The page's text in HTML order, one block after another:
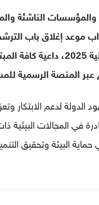
والمؤسسات الناشئة
موعد إغلاق باب
بيئية”، والمقرر يوم 30
المنصة الرسمية
لدعم الابتكار
في المجالات البيئية
البيئة وتحقيق